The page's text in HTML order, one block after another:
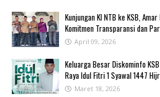
Kunjungan KI NTB ke KSB,
Komitmen Transparansi dan
April 09, 2026
Keluarga Besar Diskominfo
Raya Idul Fitri 1 Syawal 1447
Maret 18, 2026